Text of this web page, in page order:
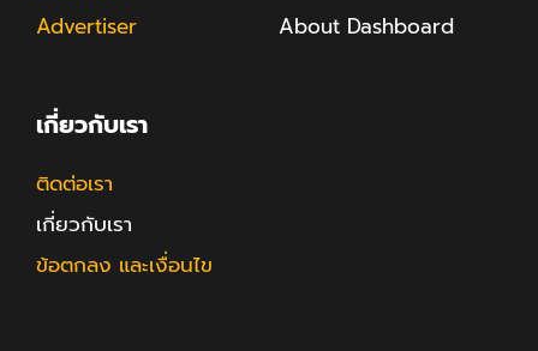
Advertiser
About Dashboard
เกี่ยวกับเรา
ติดต่อเรา
เกี่ยวกับเรา
ข้อตกลง และเงื่อนไข